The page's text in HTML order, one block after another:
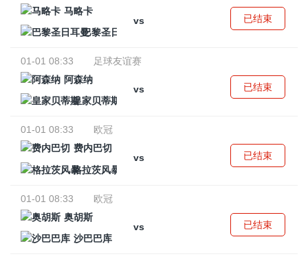
马略卡
vs
巴黎圣日耳曼
已结束
01-01 08:33
足球友谊赛
阿森纳
vs
皇家贝蒂斯
已结束
01-01 08:33
欧冠
费内巴切
vs
格拉茨风暴
已结束
01-01 08:33
欧冠
奥胡斯
vs
沙巴巴库
已结束